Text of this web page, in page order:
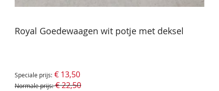
Royal Goedewaagen wit potje met deksel
Speciale prijs € 13,50
Normale prijs € 22,50